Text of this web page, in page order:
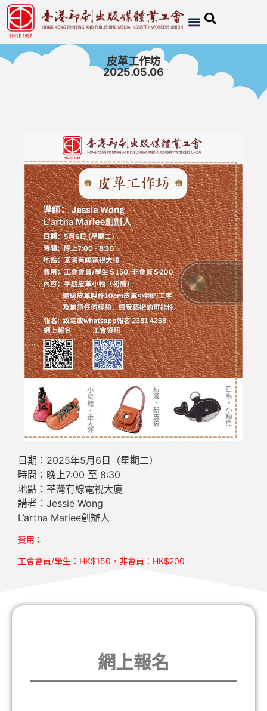
皮革工作坊
2025.05.06
日期：2025年5月6日（星期二）
時間：晚上7:00 至 8:30
地點：荃灣有線電視大廈
講者：Jessie Wong
L’artna Mariee創辦人
費用：
工會會員/學生：HK$150，非會員：HK$200
網上報名